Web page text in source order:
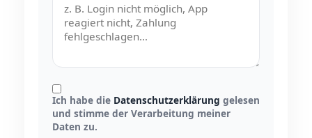
Ich habe die Datenschutzerklärung gelesen
und stimme der Verarbeitung meiner
Daten zu.